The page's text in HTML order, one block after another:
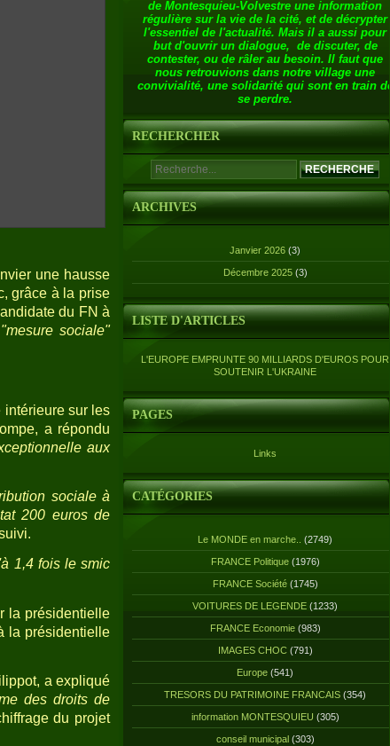
une hausse
grâce à la prise
du FN à
"mesure sociale"
intérieure sur les
a répondu
aux
sociale à
200 euros de
1,4 fois le smic
la présidentielle
la présidentielle
a expliqué
des droits de
du projet
de Montesquieu-Volvestre une information
régulière sur la vie de la cité, et de décrypter
l'essentiel de l'actualité. Mais il a aussi pour
but d'ouvrir un dialogue, de discuter, de
contester, ou de râler au besoin. Il faut que
nous retrouvions dans notre village une
convivialité, une solidarité qui sont en train de
se perdre.
RECHERCHER
ARCHIVES
Janvier 2026 (3)
Décembre 2025 (3)
LISTE D'ARTICLES
L'EUROPE EMPRUNTE 90 MILLIARDS D'EUROS POUR
SOUTENIR L'UKRAINE
PAGES
Links
CATÉGORIES
Le MONDE en marche.. (2749)
FRANCE Politique(1976)
FRANCE Société(1745)
VOITURES DE LEGENDE (1233)
FRANCE Economie(983)
IMAGES CHOC(791)
Europe (541)
TRESORS DU PATRIMOINE FRANCAIS (354)
information MONTESQUIEU (305)
conseil municipal(303)